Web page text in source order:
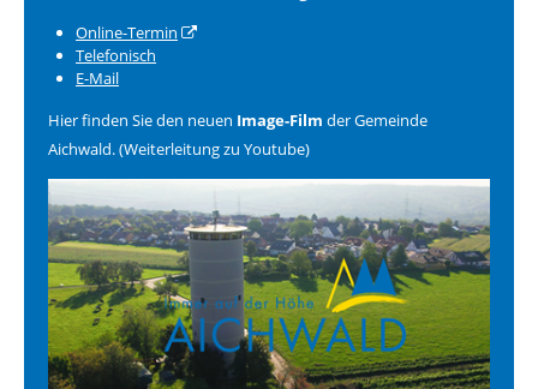
Online-Termin
Telefonisch
E-Mail
Hier finden Sie den neuen Image-Film der Gemeinde
Aichwald. (Weiterleitung zu Youtube)